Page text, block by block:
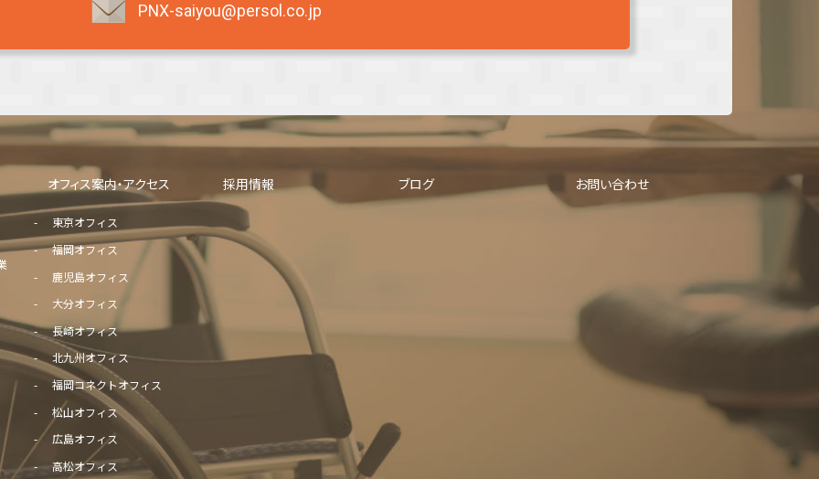
PNX-saiyou@persol.co.jp
オフィス案内・アクセス
東京オフィス
福岡オフィス
鹿児島オフィス
大分オフィス
長崎オフィス
北九州オフィス
福岡コネクトオフィス
松山オフィス
広島オフィス
高松オフィス
採用情報 ブログ お問い合わせ